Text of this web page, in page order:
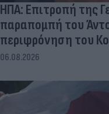
ΗΠΑ: Επιτροπή της
παραπομπή του
περιφρόνηση του
06.08.2026